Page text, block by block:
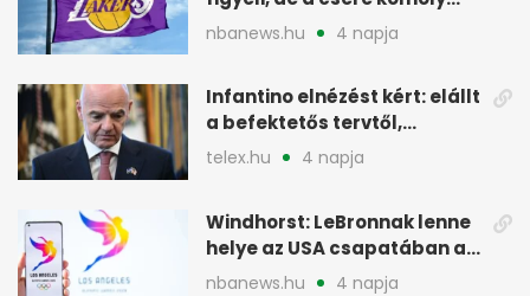
akadályokba ütközhet
nbanews.hu 4 napja
Infantino elnézést kért: elállt
a befektetős tervtől,
maradhat FIFA-elnök
telex.hu 4 napja
Windhorst: LeBronnak lenne
helye az USA csapatában a
2028-as olimpián
nbanews.hu 4 napja